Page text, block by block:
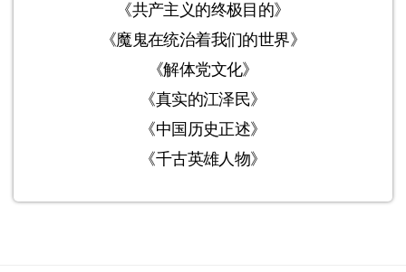
《共产主义的终极目的》
《魔鬼在统治着我们的世界》
《解体党文化》
《真实的江泽民》
《中国历史正述》
《千古英雄人物》